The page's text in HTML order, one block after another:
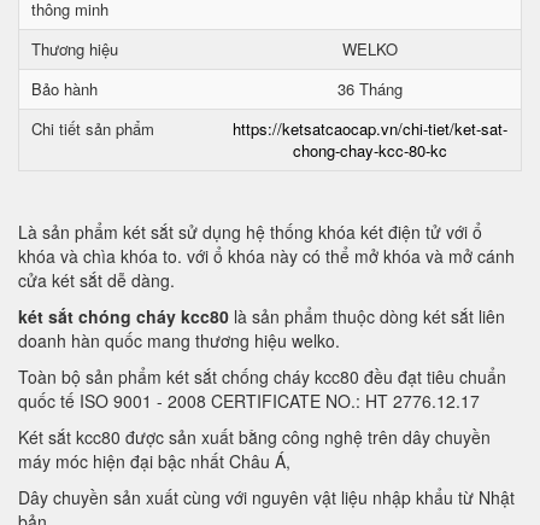
thông minh
Thương hiệu
WELKO
Bảo hành
36 Tháng
Chi tiết sản phẩm
https://ketsatcaocap.vn/chi-tiet/ket-sat-
chong-chay-kcc-80-kc
Là sản phẩm két sắt sử dụng hệ thống khóa két điện tử với ổ
khóa và chìa khóa to. với ổ khóa này có thể mở khóa và mở cánh
cửa két sắt dễ dàng.
két sắt chóng cháy kcc80 là sản phẩm thuộc dòng két sắt liên
doanh hàn quốc mang thương hiệu welko.
Toàn bộ sản phẩm két sắt chống cháy kcc80 đều đạt tiêu chuẩn
quốc tế ISO 9001 - 2008 CERTIFICATE NO.: HT 2776.12.17
Két sắt kcc80 được sản xuất bằng công nghệ trên dây chuyền
máy móc hiện đại bậc nhất Châu Á,
Dây chuyền sản xuất cùng với nguyên vật liệu nhập khẩu từ Nhật